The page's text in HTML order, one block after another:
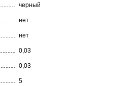
черный
нет
нет
0,03
0,03
5